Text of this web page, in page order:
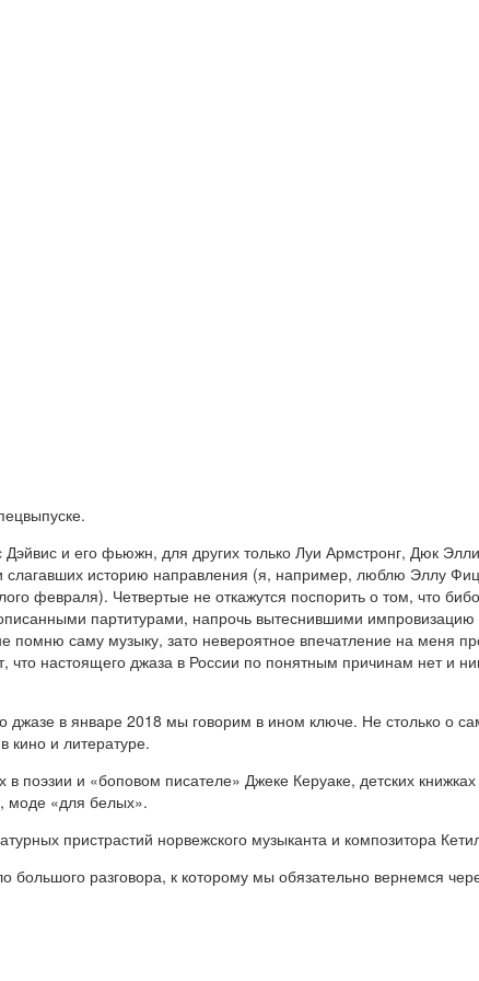
и его фьюжн, для других только Луи Армстронг, Дюк
слагавших историю направления (я, например, люблю Эллу
февраля). Четвертые не откажутся поспорить о том, что
партитурами, напрочь вытеснившими импровизацию
саму музыку, зато невероятное впечатление на меня
настоящего джаза в России по понятным причинам нет и
джазе в январе 2018 мы говорим в ином ключе. Не столько о
кино и литературе.
и «боповом писателе» Джеке Керуаке, детских
моде «для белых».
пристрастий норвежского музыканта и композитора
большого разговора, к которому мы обязательно вернемся